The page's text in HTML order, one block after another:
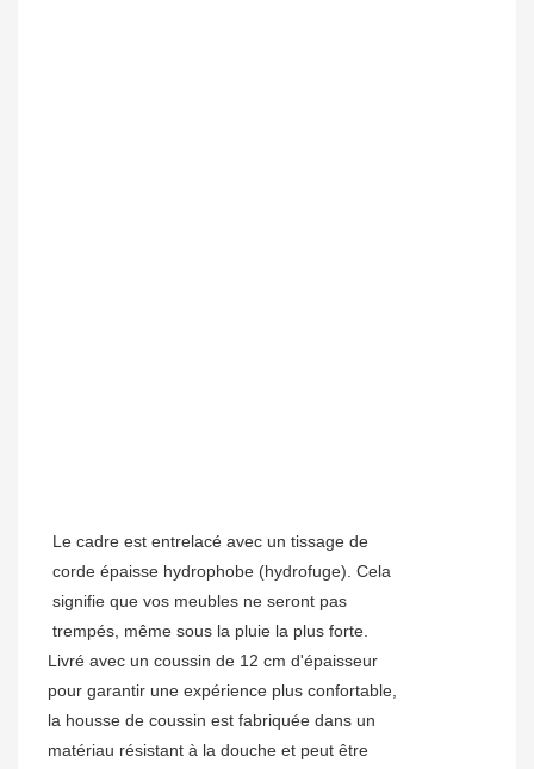
Le cadre est entrelacé avec un tissage de
corde épaisse hydrophobe (hydrofuge). Cela
signifie que vos meubles ne seront pas
trempés, même sous la pluie la plus forte.
Livré avec un coussin de 12 cm d'épaisseur
pour garantir une expérience plus confortable,
la housse de coussin est fabriquée dans un
matériau résistant à la douche et peut être